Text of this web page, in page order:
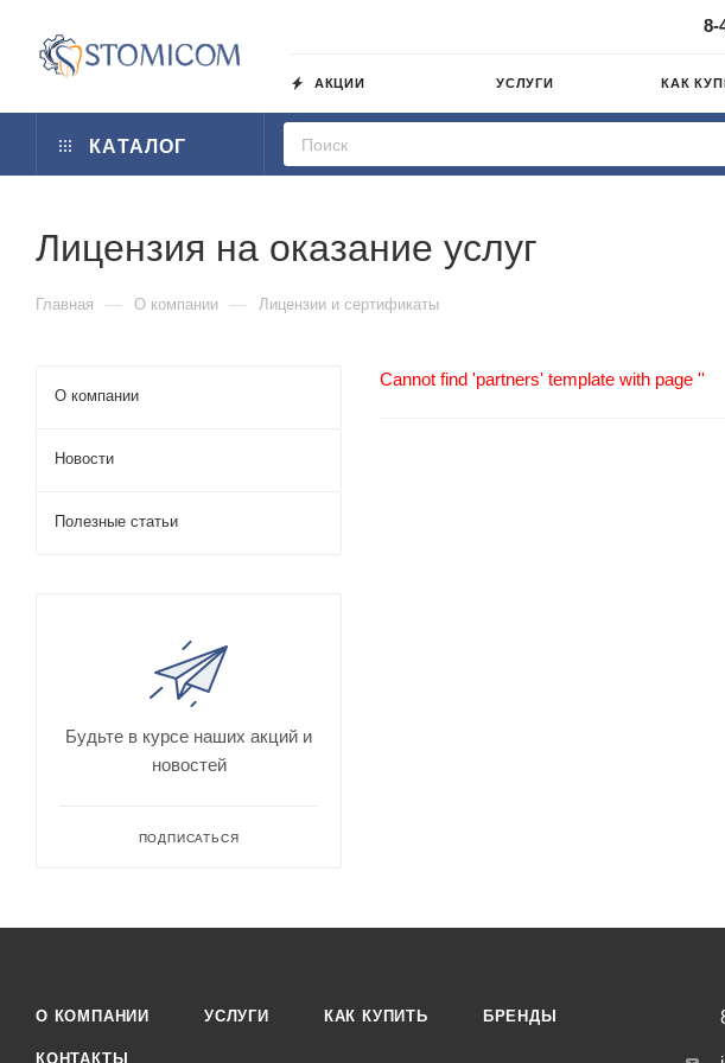
8-
АКЦИИ УСЛУГИ КАК
КАТАЛОГ
Лицензия на оказание услуг
Главная — О компании — Лицензии и сертификаты
Cannot find 'partners' template with page ''
О компании
Новости
Полезные статьи
Будьте в курсе наших акций и
новостей
ПОДПИСАТЬСЯ
О КОМПАНИИ УСЛУГИ КАК КУПИТЬ БРЕНДЫ
КОНТАКТЫ